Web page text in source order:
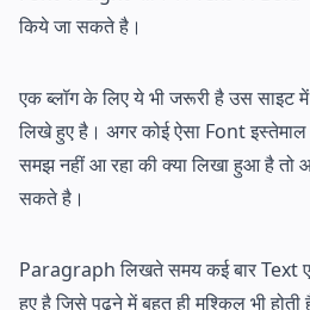
किये जा सकते है।
एक ब्लॉग के लिए ये भी जरूरी है उस
लिखे हुए है। अगर कोई ऐसा Font
समझ नहीं आ रहा की क्या लिखा हुआ है
सकते है।
Paragraph लिखते समय कई बार Text
हुए है जिसे पढ़ने में बहुत ही मुश्किल भी